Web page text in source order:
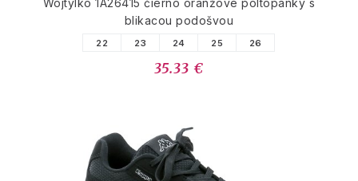
blikacou podošvou
22 23 24 25 26
35.33 €